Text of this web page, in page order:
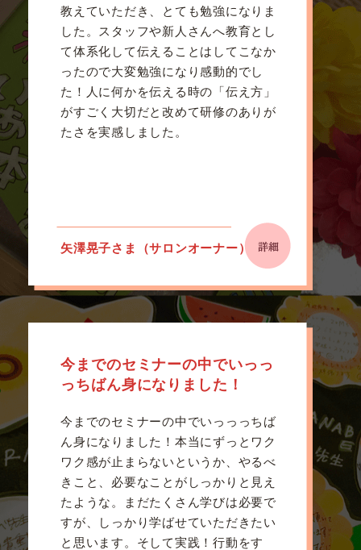
教えていただき、とても勉強になりま
した。スタッフや新人さんへ教育とし
て体系化して伝えることはしてこなか
ったので大変勉強になり感動的でし
た！人に何かを伝える時の「伝え方」
がすごく大切だと改めて研修のありが
たさを実感しました。
矢澤晃子さま（サロンオーナー）
今までのセミナーの中でいっっ
っちばん身になりました！
今までのセミナーの中でいっっっちば
ん身になりました！本当にずっとワク
ワク感が止まらないというか、やるべ
きこと、必要なことがしっかりと見え
たような。まだたくさん学びは必要で
すが、しっかり学ばせていただきたい
と思います。そして実践！行動をす